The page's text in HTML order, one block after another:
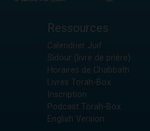
Ressources
Calendrier Juif
Sidour (livre de prière)
Horaires de Chabbath
Livres Torah-Box
Inscription
Podcast Torah-Box
English Version